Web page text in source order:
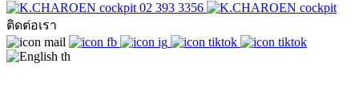
02 393 3356
ติดต่อเรา
th